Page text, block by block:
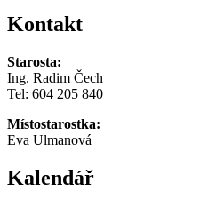
Kontakt
Starosta:
Ing. Radim Čech
Tel: 604 205 840
Místostarostka:
Eva Ulmanová
Kalendář